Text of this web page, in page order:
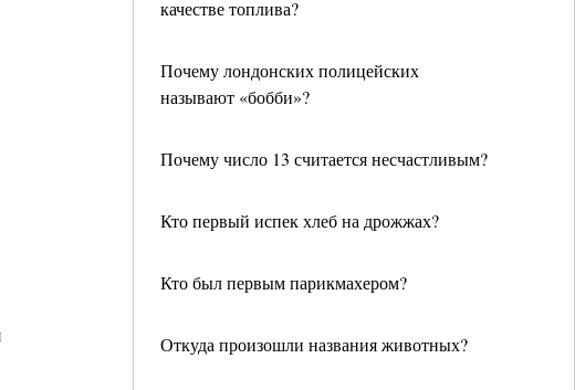
качестве топлива?
Почему лондонских полицейских
называют «бобби»?
Почему число 13 считается несчастливым?
Кто первый испек хлеб на дрожжах?
Кто был первым парикмахером?
Откуда произошли названия животных?